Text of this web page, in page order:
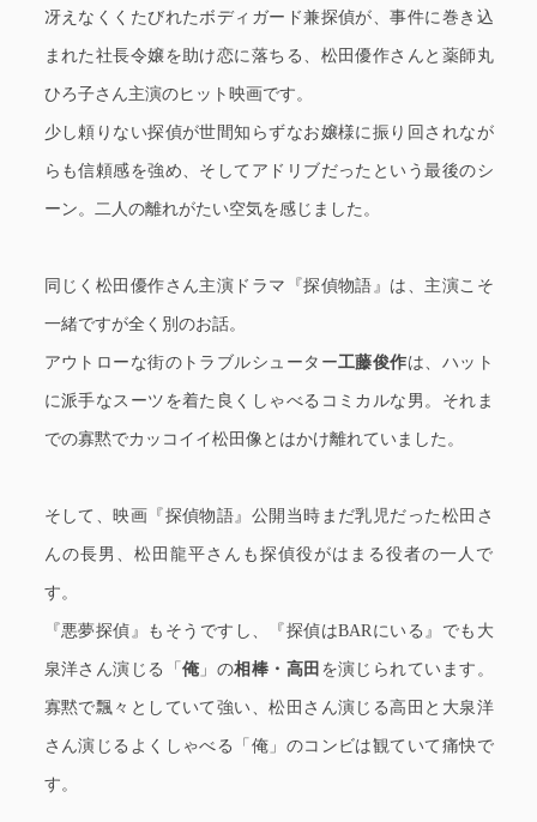
冴えなくくたびれたボディガード兼探偵が、事件に巻き込
まれた社長令嬢を助け恋に落ちる、松田優作さんと薬師丸
ひろ子さん主演のヒット映画です。
少し頼りない探偵が世間知らずなお嬢様に振り回されなが
らも信頼感を強め、そしてアドリブだったという最後のシ
ーン。二人の離れがたい空気を感じました。
同じく松田優作さん主演ドラマ『探偵物語』は、主演こそ
一緒ですが全く別のお話。
アウトローな街のトラブルシューター工藤俊作は、ハット
に派手なスーツを着た良くしゃべるコミカルな男。それま
での寡黙でカッコイイ松田像とはかけ離れていました。
そして、映画『探偵物語』公開当時まだ乳児だった松田さ
んの長男、松田龍平さんも探偵役がはまる役者の一人で
す。
『悪夢探偵』もそうですし、『探偵はBARにいる』でも大
泉洋さん演じる「俺 」の相棒・高田 を演じられています。
寡黙で飄々としていて強い、松田さん演じる高田と大泉洋
さん演じるよくしゃべる「俺」のコンビは観ていて痛快で
す。